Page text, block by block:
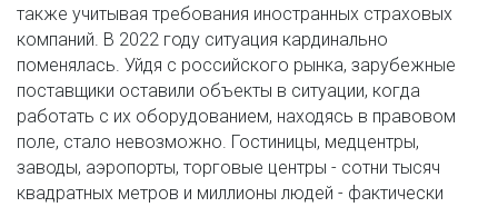
также учитывая требования иностранных страховых
компаний. В 2022 году ситуация кардинально
поменялась. Уйдя с российского рынка, зарубежные
поставщики оставили объекты в ситуации, когда
работать с их оборудованием, находясь в правовом
поле, стало невозможно. Гостиницы, медцентры,
заводы, аэропорты, торговые центры - сотни тысяч
квадратных метров и миллионы людей - фактически